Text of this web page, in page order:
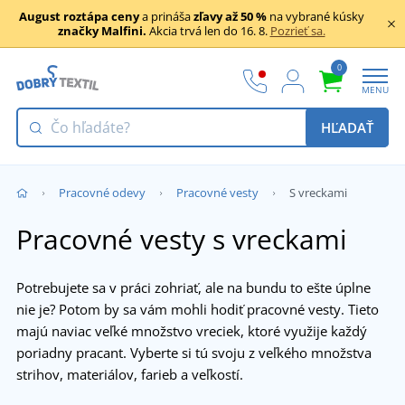
August roztápa cenya prinášazľavy až 50 %na vybrané kúsky
značky Malfini. Akcia trvá len do 16. 8. Pozrieť sa.
0
MENU
HĽADAŤ
Pracovné odevy Pracovné vesty S vreckami
Pracovné vesty s vreckami
Potrebujete sa v práci zohriať, ale na bundu to ešte úplne
nie je? Potom by sa vám mohli hodiť pracovné vesty. Tieto
majú naviac veľké množstvo vreciek, ktoré využije každý
poriadny pracant. Vyberte si tú svoju z veľkého množstva
strihov, materiálov, farieb a veľkostí.